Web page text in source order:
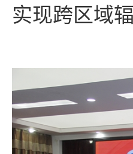
实现跨区域